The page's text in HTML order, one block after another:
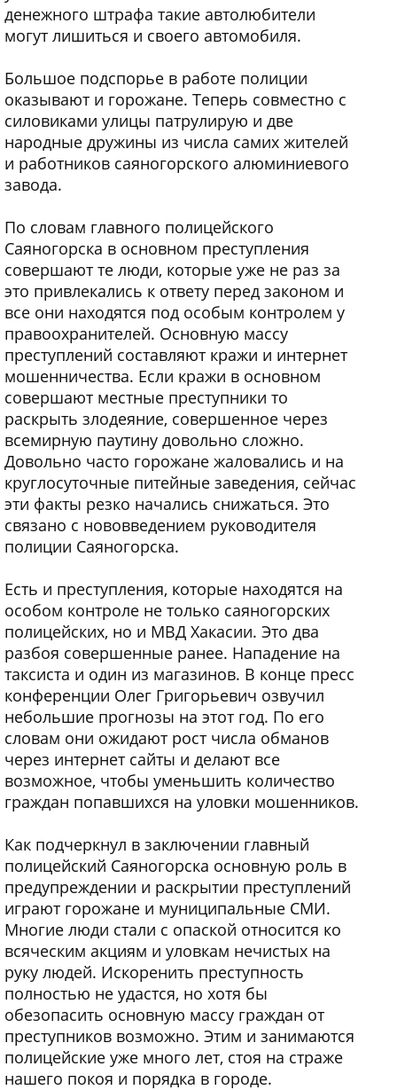
денежного штрафа такие автолюбители
могут лишиться и своего автомобиля.
Большое подспорье в работе полиции
оказывают и горожане. Теперь совместно с
силовиками улицы патрулирую и две
народные дружины из числа самих жителей
и работников саяногорского алюминиевого
завода.
По словам главного полицейского
Саяногорска в основном преступления
совершают те люди, которые уже не раз за
это привлекались к ответу перед законом и
все они находятся под особым контролем у
правоохранителей. Основную массу
преступлений составляют кражи и интернет
мошенничества. Если кражи в основном
совершают местные преступники то
раскрыть злодеяние, совершенное через
всемирную паутину довольно сложно.
Довольно часто горожане жаловались и на
круглосуточные питейные заведения, сейчас
эти факты резко начались снижаться. Это
связано с нововведением руководителя
полиции Саяногорска.
Есть и преступления, которые находятся на
особом контроле не только саяногорских
полицейских, но и МВД Хакасии. Это два
разбоя совершенные ранее. Нападение на
таксиста и один из магазинов. В конце пресс
конференции Олег Григорьевич озвучил
небольшие прогнозы на этот год. По его
словам они ожидают рост числа обманов
через интернет сайты и делают все
возможное, чтобы уменьшить количество
граждан попавшихся на уловки мошенников.
Как подчеркнул в заключении главный
полицейский Саяногорска основную роль в
предупреждении и раскрытии преступлений
играют горожане и муниципальные СМИ.
Многие люди стали с опаской относится ко
всяческим акциям и уловкам нечистых на
руку людей. Искоренить преступность
полностью не удастся, но хотя бы
обезопасить основную массу граждан от
преступников возможно. Этим и занимаются
полицейские уже много лет, стоя на страже
нашего покоя и порядка в городе.